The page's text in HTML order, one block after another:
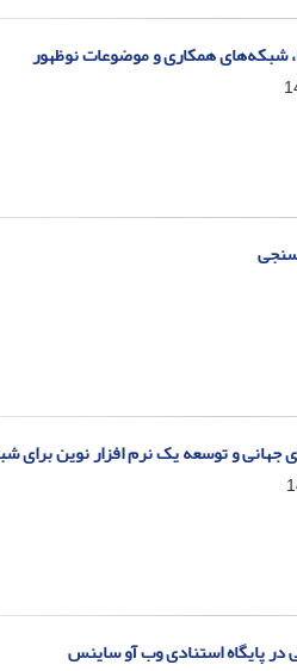
جهانی و توسعه یک نرم افزار نوین
پایگاه استنادی وب آو ساینس